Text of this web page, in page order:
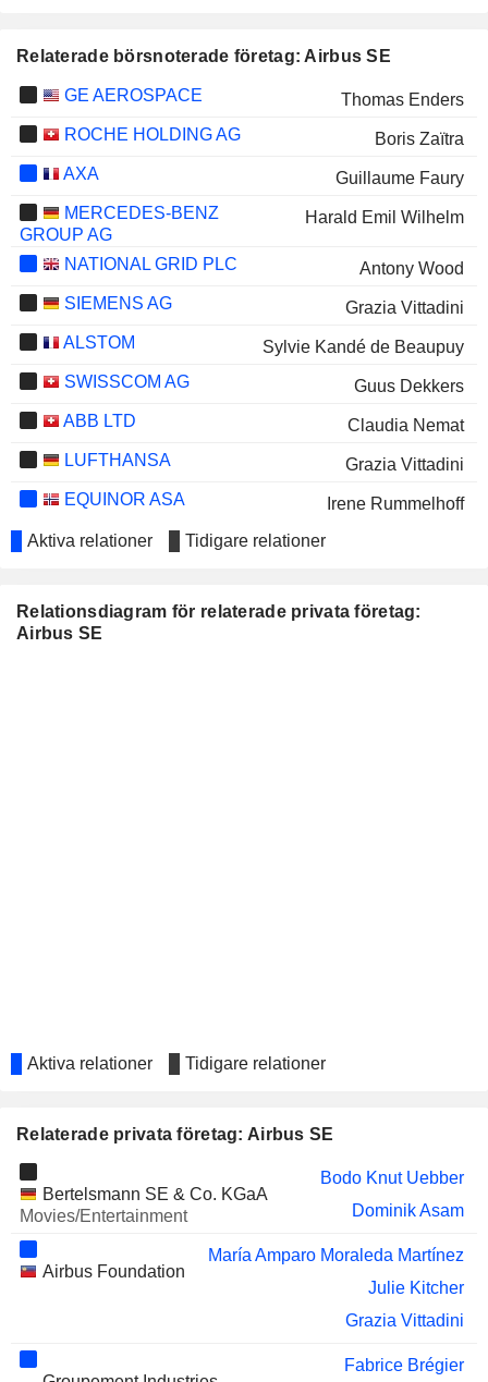
Relaterade börsnoterade företag: Airbus SE
GE AEROSPACE
Thomas Enders
ROCHE HOLDING AG
Boris Zaïtra
AXA
Guillaume Faury
MERCEDES-BENZ
GROUP AG
Harald Emil Wilhelm
NATIONAL GRID PLC
Antony Wood
SIEMENS AG
Grazia Vittadini
ALSTOM
Sylvie Kandé de Beaupuy
SWISSCOM AG
Guus Dekkers
ABB LTD
Claudia Nemat
LUFTHANSA
Grazia Vittadini
EQUINOR ASA
Irene Rummelhoff
MAPLE LEAF FOODS INC.
TESCO PLC
STADLER RAIL AG
Michael Schöllhorn
Henriette Hallberg Thygesen
ENGIE
Jean-Pierre Clamadieu
FIGEAC AÉRO
Maillard Rémi
Pedro Ferreras Díez
Guus Dekkers
Aktiva relationer Tidigare relationer
Relationsdiagram för relaterade privata företag:
Airbus SE
Aktiva relationer Tidigare relationer
Relaterade privata företag: Airbus SE
Bertelsmann SE & Co. KGaA
Movies/Entertainment
Bodo Knut Uebber
Dominik Asam
Airbus Foundation
María Amparo Moraleda Martínez
Julie Kitcher
Grazia Vittadini
Fabrice Brégier